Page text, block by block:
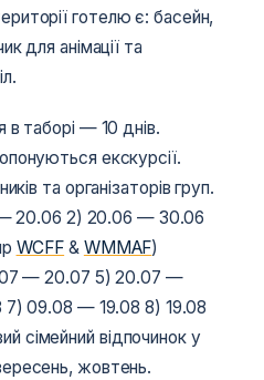
готелю є: басейн,
для анімації та
в таборі — 10 днів.
екскурсії.
та організаторів груп.
20.06 2) 20.06 — 30.06
WCFF & WMMAF)
— 20.07 5) 20.07 —
7) 09.08 — 19.08 8) 19.08
сімейний відпочинок у
жовтень.